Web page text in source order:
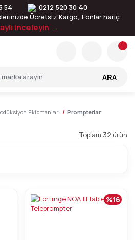
54
0212 520 30 40
Ücretsiz Kargo, Fonlar hariç
inceleyin →
ARA
Ekipmanları Prompterlar
Toplam 32 ürün
%16